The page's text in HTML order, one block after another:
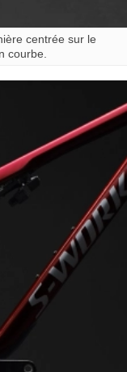
centrée sur le
courbe.